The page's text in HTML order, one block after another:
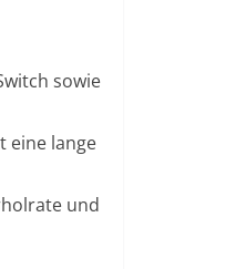
sowie
eine lange
und